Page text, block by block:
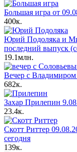
Большая игра от
400к.
Юрий Подоляка и
последний выпуск
19.1млн.
Вечер с
682к.
Захар Прилепин
23.4к.
Скотт Риттер
сегодня
139к.